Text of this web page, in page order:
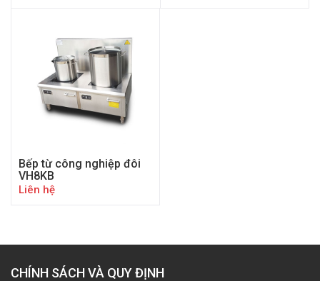
Bếp từ công nghiệp đôi
VH8KB
Liên hệ
CHÍNH SÁCH VÀ QUY ĐỊNH